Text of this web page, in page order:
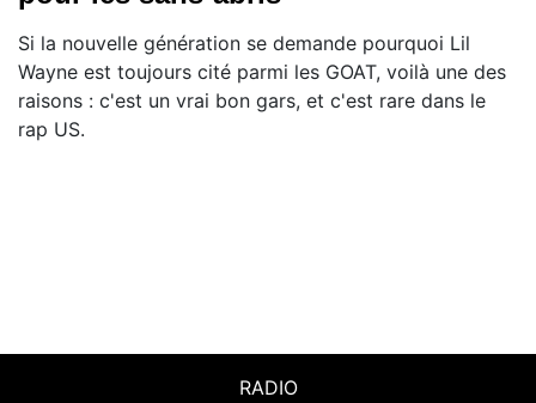
Si la nouvelle génération se demande pourquoi Lil
Wayne est toujours cité parmi les GOAT, voilà une des
raisons : c'est un vrai bon gars, et c'est rare dans le
rap US.
RADIO